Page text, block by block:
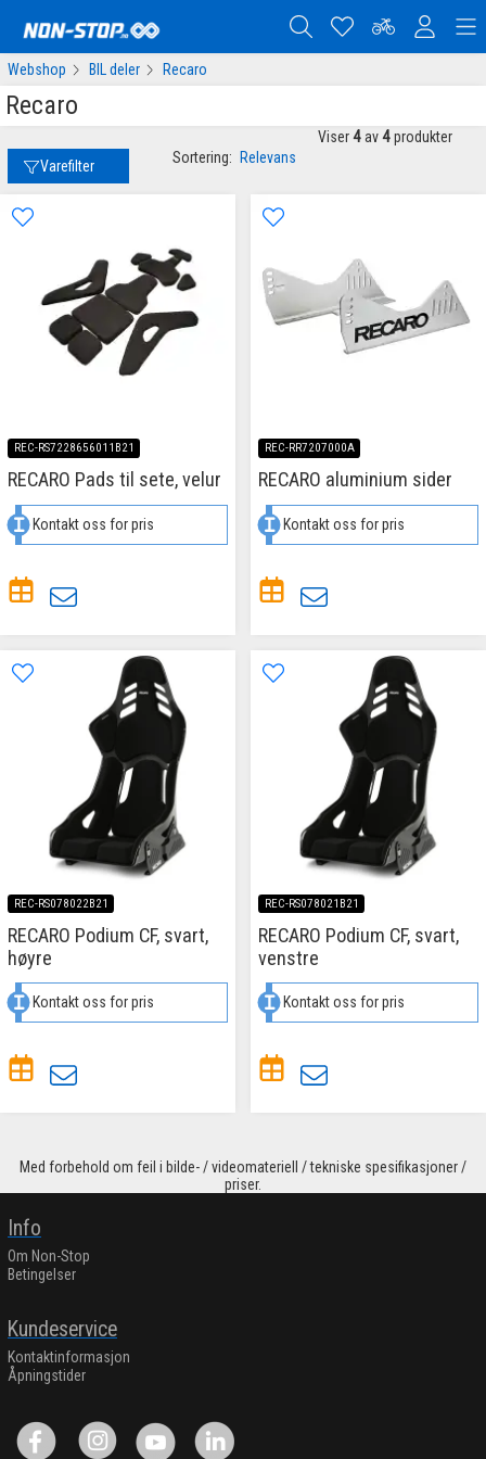
Webshop BIL deler Recaro
Recaro
Varefilter Sortering: Relevans
Viser 4 av 4 produkter
REC-RS7228656011B21
RECARO Pads til sete, velur
Kontakt oss for pris
REC-RR7207000A
RECARO aluminium sider
Kontakt oss for pris
REC-RS078022B21
RECARO Podium CF, svart,
høyre
Kontakt oss for pris
REC-RS078021B21
RECARO Podium CF, svart,
venstre
Kontakt oss for pris
Med forbehold om feil i bilde- / videomateriell / tekniske spesifikasjoner /
priser.
Info
Om Non-Stop
Betingelser
Kundeservice
Kontaktinformasjon
Åpningstider